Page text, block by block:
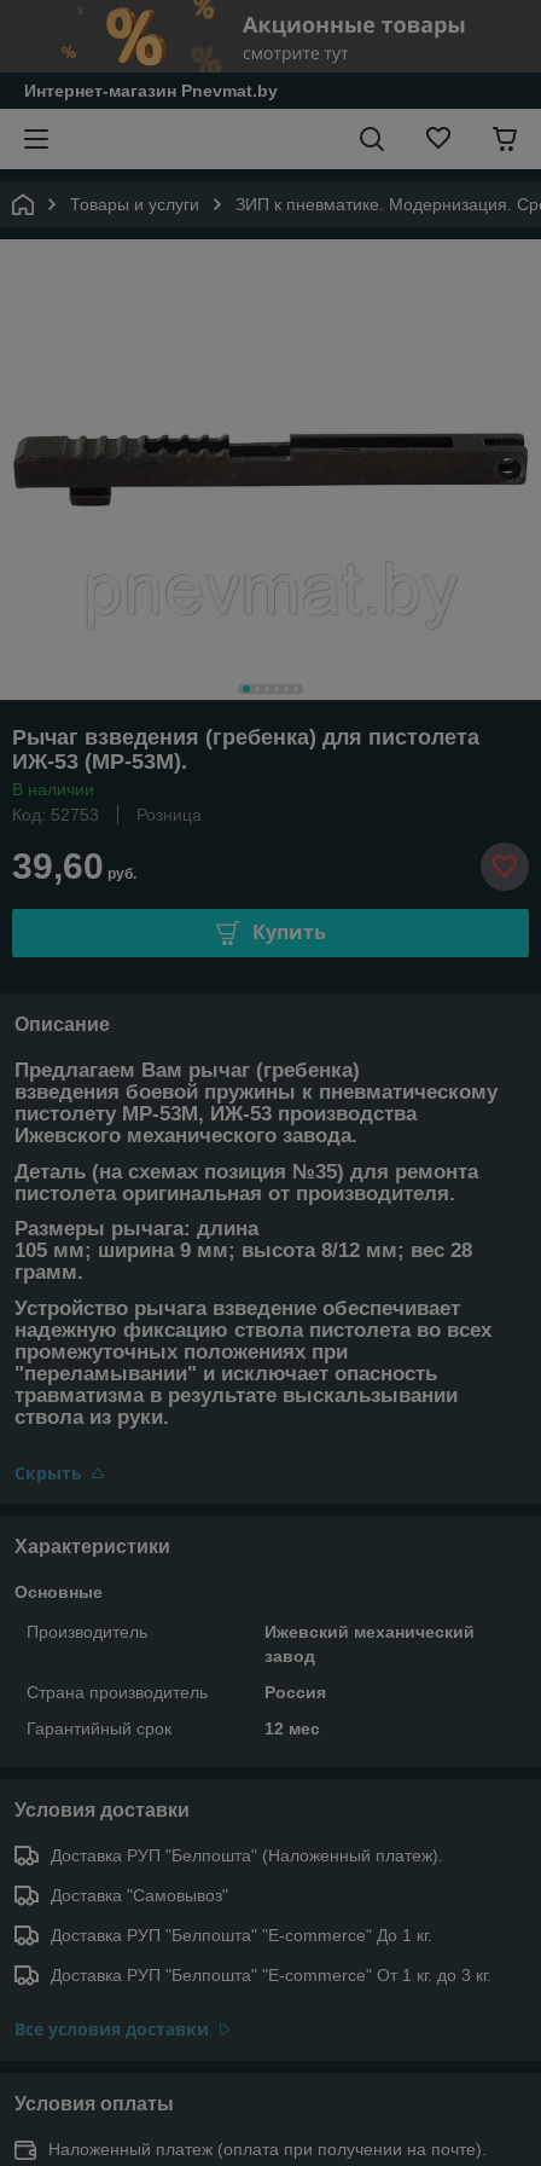
Интернет-магазин Pnevmat.by
Товары и услуги ЗИП к пневматике. Модернизация.
Рычаг взведения (гребенка) для пистолета
ИЖ-53 (МР-53М).
В наличии
Код: 52753
Розница
39,60 руб.
Купить
Описание
Предлагаем Вам рычаг (гребенка)
взведения боевой пружины к пневматическому
пистолету МР-53М, ИЖ-53 производства
Ижевского механического завода.
Деталь (на схемах позиция №35) для ремонта
пистолета оригинальная от производителя.
Размеры рычага: длина
105 мм; ширина 9 мм; высота 8/12 мм; вес 28
грамм.
Устройство рычага взведение обеспечивает
надежную фиксацию ствола пистолета во всех
промежуточных положениях при
"переламывании" и исключает опасность
травматизма в результате выскальзывании
ствола из руки.
Скрыть
Характеристики
Основные
Производитель
Ижевский механический
завод
Страна производитель
Россия
Гарантийный срок
12 мес
Условия доставки
Доставка РУП "Белпошта" (Наложенный платеж).
Доставка "Самовывоз"
Доставка РУП "Белпошта" "E-commerce" До 1 кг.
Доставка РУП "Белпошта" "E-commerce" От 1 кг. до 3 кг.
Все условия доставки
Условия оплаты
Наложенный платеж (оплата при получении на почте).